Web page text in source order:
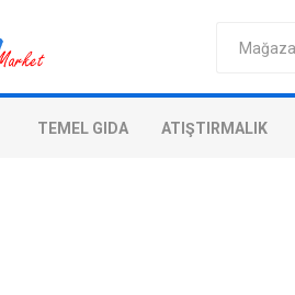
TEMEL GIDA ATIŞTIRMALIK